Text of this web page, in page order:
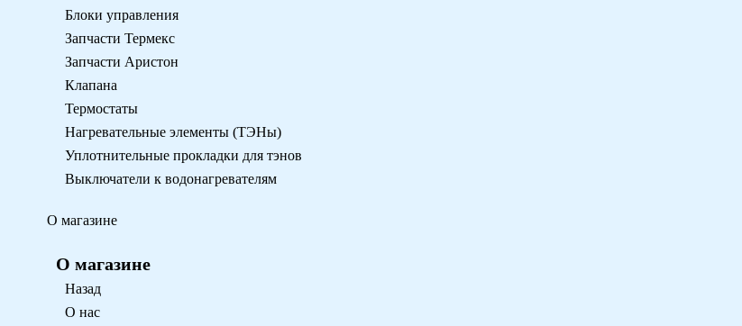
Блоки управления
Запчасти Термекс
Запчасти Аристон
Клапана
Термостаты
Нагревательные элементы (ТЭНы)
Уплотнительные прокладки для тэнов
Выключатели к водонагревателям
О магазине
О магазине
Назад
О нас